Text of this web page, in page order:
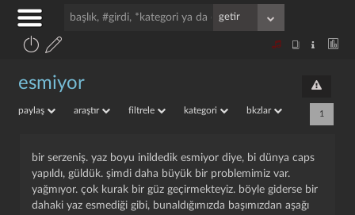
esmiyor
paylaş araştır filtrele kategori bkzlar 1
bir serzeniş. yaz boyu inildedik esmiyor diye, bi dünya caps
yapıldı, güldük. şimdi daha büyük bir problemimiz var.
yağmıyor. çok kurak bir güz geçirmekteyiz. böyle giderse bir
dahaki yaz esmediği gibi, bunaldığımızda başımızdan aşağı